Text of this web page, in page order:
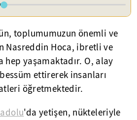
toplumumuzun önemli ve
Nasreddin Hoca, ibretli ve
hep yaşamaktadır. O, alay
ettirerek insanları
öğretmektedir.
'da yetişen, nükteleriyle